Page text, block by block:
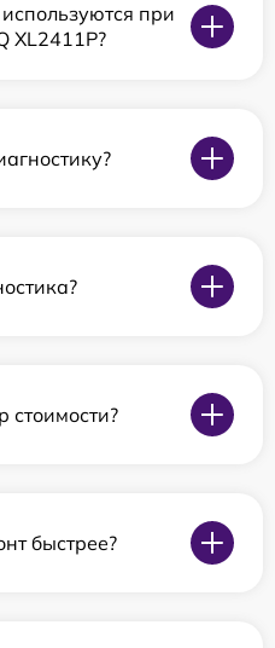
при
XL2411P?
стоимости?
быстрее?